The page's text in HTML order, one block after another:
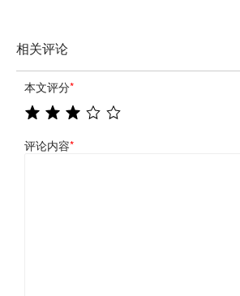
相关评论
本文评分*
评论内容*